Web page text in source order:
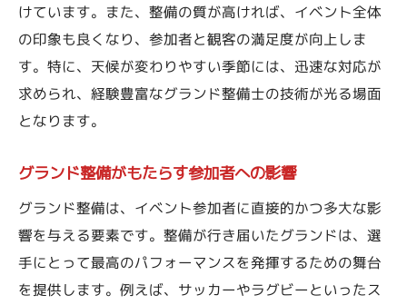
競技を安全に行うためのグランド整備
グランド整備が競技進行に与える影響
プロの整備が生む競技のスムーズさ
事故を防ぐための整備ポイント
整備で実現する安心・安全な競技環境
雨上がり、今すぐ使いたいグラウンドに
イベントを成功に導くための天候対応グランド
整備法
天候別グランド整備の重要ポイント
けています。また、整備の質が高ければ、イベント全体
の印象も良くなり、参加者と観客の満足度が向上しま
す。特に、天候が変わりやすい季節には、迅速な対応が
求められ、経験豊富なグランド整備士の技術が光る場面
となります。
グランド整備がもたらす参加者への影響
グランド整備は、イベント参加者に直接的かつ多大な影
響を与える要素です。整備が行き届いたグランドは、選
手にとって最高のパフォーマンスを発揮するための舞台
を提供します。例えば、サッカーやラグビーといったス